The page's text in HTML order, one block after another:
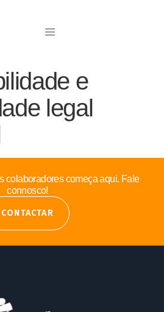
e
legal
colaboradores começa aqui. Fale
connosco!
CONTACTAR